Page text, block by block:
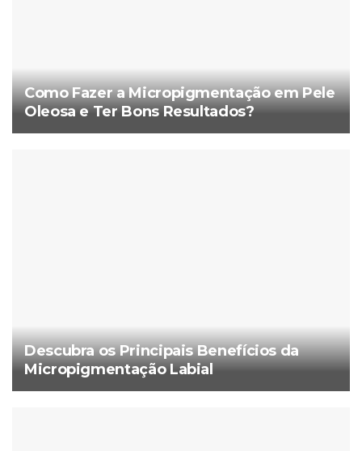
Como Fazer a Micropigmentação em Pele
Oleosa e Ter Bons Resultados?
Descubra os Principais Benefícios da
Micropigmentação Labial